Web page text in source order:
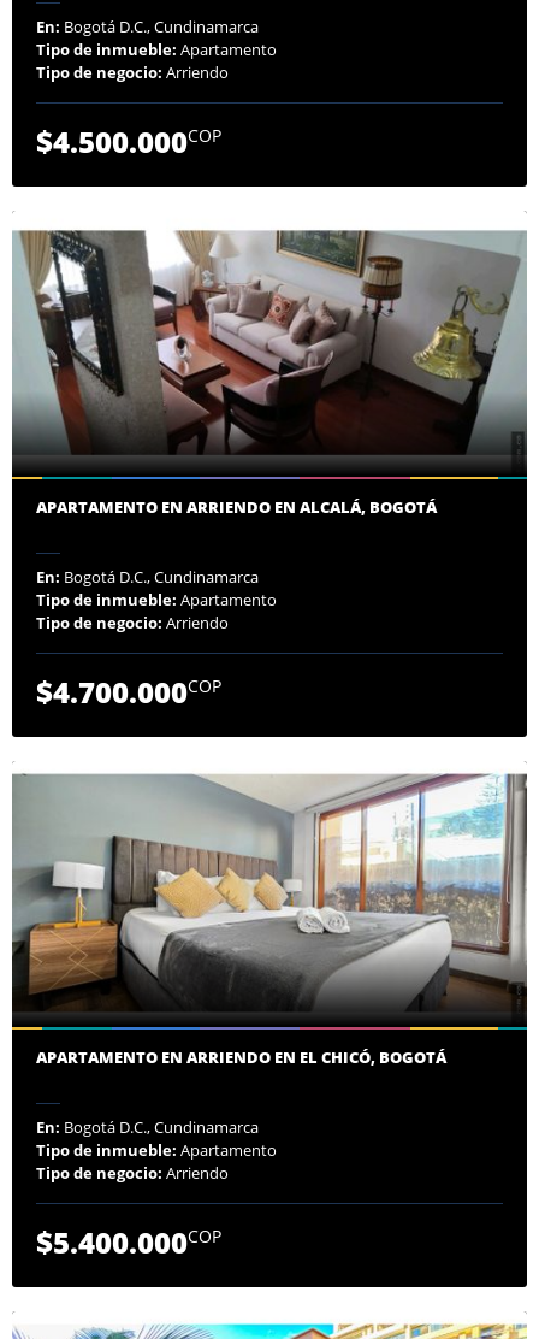
En: Bogotá D.C., Cundinamarca
Tipo de inmueble: Apartamento
Tipo de negocio: Arriendo
$4.500.000COP
APARTAMENTO EN ARRIENDO EN ALCALÁ, BOGOTÁ
En: Bogotá D.C., Cundinamarca
Tipo de inmueble: Apartamento
Tipo de negocio: Arriendo
$4.700.000COP
APARTAMENTO EN ARRIENDO EN EL CHICÓ, BOGOTÁ
En: Bogotá D.C., Cundinamarca
Tipo de inmueble: Apartamento
Tipo de negocio: Arriendo
$5.400.000COP